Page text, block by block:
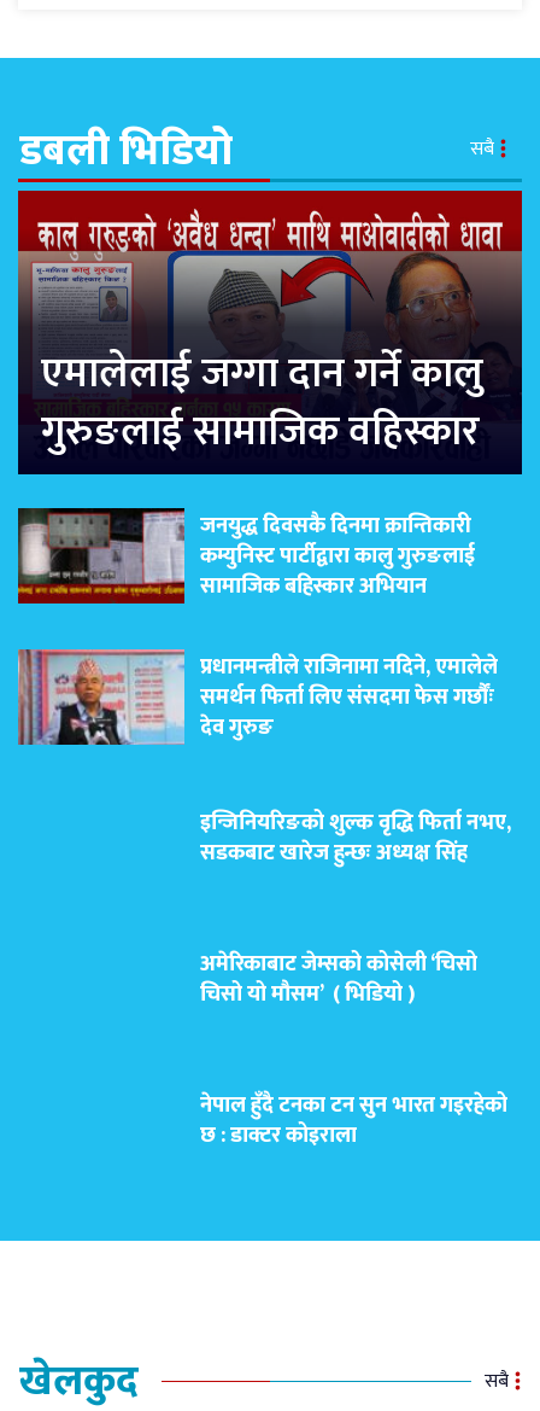
डबली भिडियो सबै
एमालेलाई जग्गा दान गर्ने कालु
गुरुङलाई सामाजिक वहिस्कार
जनयुद्ध दिवसकै दिनमा क्रान्तिकारी
कम्युनिस्ट पार्टीद्वारा कालु गुरुङलाई
सामाजिक बहिस्कार अभियान
प्रधानमन्त्रीले राजिनामा नदिने, एमालेले
समर्थन फिर्ता लिए संसदमा फेस गर्छौंः
देव गुरुङ
इन्जिनियरिङको शुल्क वृद्धि फिर्ता नभए,
सडकबाट खारेज हुन्छः अध्यक्ष सिंह
अमेरिकाबाट जेम्सको कोसेली ‘चिसो
चिसो यो मौसम’ ( भिडियो )
नेपाल हुँदै टनका टन सुन भारत गइरहेको
छ : डाक्टर कोइराला
खेलकुद सबै